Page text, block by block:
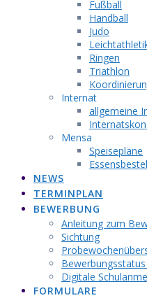
Fußball
Handball
Judo
Ringen
Triathlon
Internat
allgemeine
Mensa
Speisepläne
NEWS
TERMINPLAN
BEWERBUNG
Anleitung zum
Sichtung
Digitale
FORMULARE